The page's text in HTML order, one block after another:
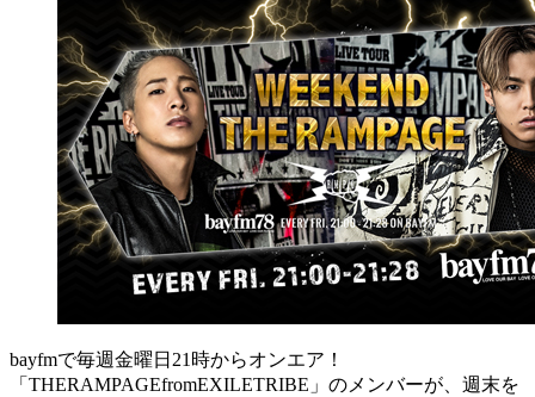
bayfmで毎週金曜日21時からオンエア！
「THERAMPAGEfromEXILETRIBE」のメンバーが、週末を